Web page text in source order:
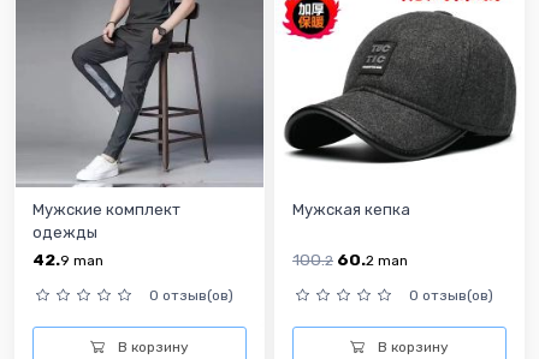
Мужские комплект
одежды
42.9 man
0 отзыв(ов)
В корзину
Мужская кепка
100.2 60.2 man
0 отзыв(ов)
В корзину